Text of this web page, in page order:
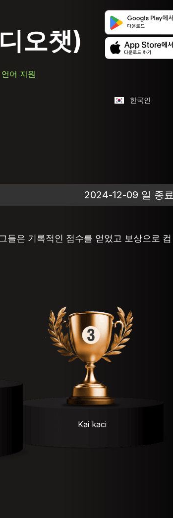
오챗)
어 지원
한국인
2024-12-09 일 종료
들은 기록적인 점수를 얻었고 보상으로 컵
Kai kaci